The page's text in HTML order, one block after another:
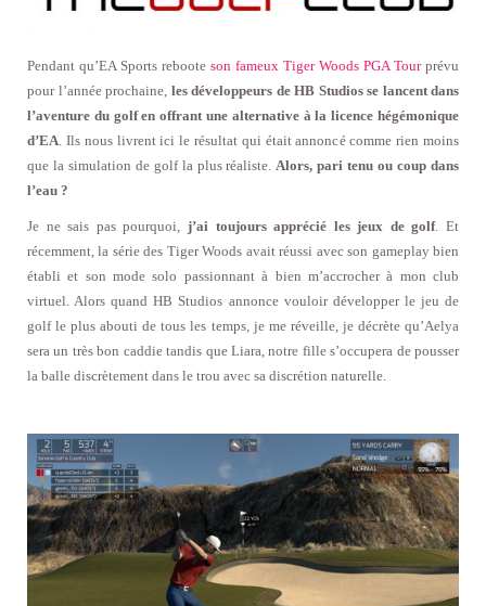
Pendant qu’EA Sports reboote son fameux Tiger Woods PGA Tourprévu
pour l’année prochaine, les développeurs de HB Studios se lancent dans
l’aventure du golf en offrant une alternative à la licence hégémonique
d’EA . Ils nous livrent ici le résultat qui était annoncé comme rien moins
que la simulation de golf la plus réaliste. Alors, pari tenu ou coup dans
l’eau ?
Je ne sais pas pourquoi, j’ai toujours apprécié les jeux de golf. Et
récemment, la série des Tiger Woods avait réussi avec son gameplay bien
établi et son mode solo passionnant à bien m’accrocher à mon club
virtuel. Alors quand HB Studios annonce vouloir développer le jeu de
golf le plus abouti de tous les temps, je me réveille, je décrète qu’Aelya
sera un très bon caddie tandis que Liara, notre fille s’occupera de pousser
la balle discrètement dans le trou avec sa discrétion naturelle.